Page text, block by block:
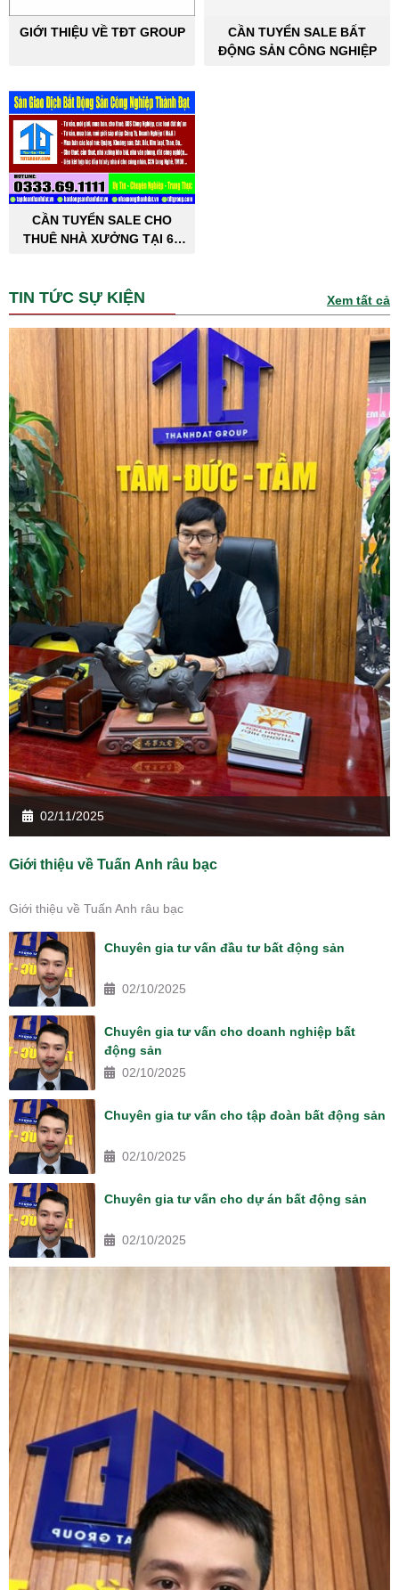
GIỚI THIỆU VỀ TĐT GROUP
CẦN TUYỂN SALE BẤT
ĐỘNG SẢN CÔNG NGHIỆP
CẦN TUYỂN SALE CHO
THUÊ NHÀ XƯỞNG TẠI 63
TIN TỨC SỰ KIỆN Xem tất cả
02/11/2025
Giới thiệu về Tuấn Anh râu bạc
Giới thiệu về Tuấn Anh râu bạc
Chuyên gia tư vấn đầu tư bất động sản
02/10/2025
Chuyên gia tư vấn cho doanh nghiệp bất
động sản
02/10/2025
Chuyên gia tư vấn cho tập đoàn bất động sản
02/10/2025
Chuyên gia tư vấn cho dự án bất động sản
02/10/2025